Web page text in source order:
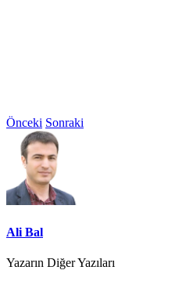
Önceki Sonraki
Ali Bal
Yazarın Diğer Yazıları